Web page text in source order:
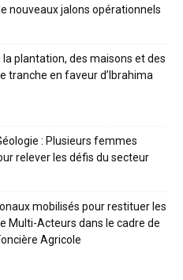
nouveaux jalons opérationnels
la plantation, des maisons et des
tranche en faveur d’Ibrahima
: Plusieurs femmes
relever les défis du secteur
mobilisés pour restituer les
Multi-Acteurs dans le cadre de
Agricole